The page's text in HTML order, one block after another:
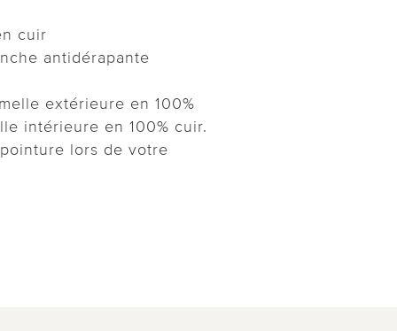
cuir
antidérapante
extérieure en 100%
intérieure en 100% cuir.
lors de votre